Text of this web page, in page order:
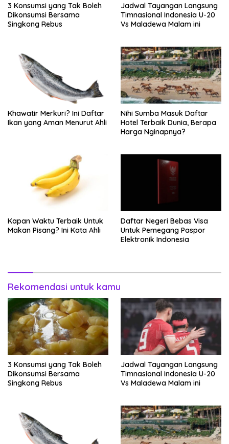
3 Konsumsi yang Tak Boleh
Dikonsumsi Bersama
Singkong Rebus
Jadwal Tayangan Langsung
Timnasional Indonesia U-20
Vs Maladewa Malam ini
Khawatir Merkuri? Ini Daftar
Ikan yang Aman Menurut Ahli
Nihi Sumba Masuk Daftar
Hotel Terbaik Dunia, Berapa
Harga Nginapnya?
Kapan Waktu Terbaik Untuk
Makan Pisang? Ini Kata Ahli
Daftar Negeri Bebas Visa
Untuk Pemegang Paspor
Elektronik Indonesia
Rekomendasi untuk kamu
3 Konsumsi yang Tak Boleh
Dikonsumsi Bersama
Singkong Rebus
Jadwal Tayangan Langsung
Timnasional Indonesia U-20
Vs Maladewa Malam ini